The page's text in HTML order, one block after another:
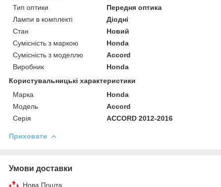
Тип оптики
Передня оптика
Лампи в комплекті
Діодні
Стан
Новий
Сумісність з маркою
Honda
Сумісність з моделлю
Accord
Виробник
Honda
Користувальницькі характеристики
Марка
Honda
Модель
Accord
Серія
ACCORD 2012-2016
Приховати
Умови доставки
Нова Пошта